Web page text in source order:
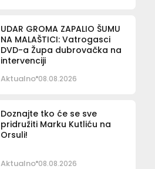
UDAR GROMA ZAPALIO ŠUMU
NA MALAŠTICI: Vatrogasci
DVD-a Župa dubrovačka na
intervenciji
Aktualno 08.08.2026
Doznajte tko će se sve
pridružiti Marku Kutliću na
Orsuli!
Aktualno 08.08.2026